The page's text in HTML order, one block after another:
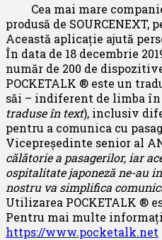
Cea mai mare companie
produsă de
Această aplicație ajută
În data de 18 decembrie
număr de 200 de
POCKETALK ® este un
săi – indiferent de limba în
traduse în text), inclusiv
pentru a comunica cu
Vicepreședinte senior al
călătorie a pasagerilor, iar
ospitalitate japoneză ne-au
nostru va simplifica
Utilizarea POCKETALK ®
Pentru mai multe
https://www.pocketalk.net